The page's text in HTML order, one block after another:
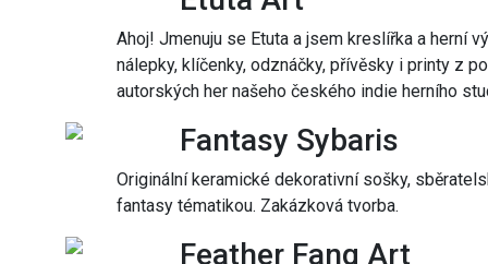
Ahoj! Jmenuju se Etuta a jsem kreslířka a herní
nálepky, klíčenky, odznáčky, přívěsky i printy z
autorských her našeho českého indie herního
Fantasy Sybaris
Originální keramické dekorativní sošky,
fantasy tématikou. Zakázková tvorba.
Feather Fang Art